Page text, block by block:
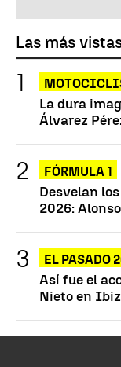
Las más
La dura
Álvarez
FÓRMULA 1
Desvelan
2026:
EL PASADO
Así fue el
Nieto en